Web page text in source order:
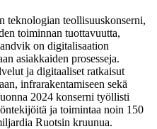
teknologian teollisuuskonserni,
toiminnan tuottavuutta,
on digitalisaation
asiakkaiden prosesseja.
ja digitaaliset ratkaisut
infrarakentamiseen sekä
2024 konserni työllisti
ja toimintaa noin 150
Ruotsin kruunua.